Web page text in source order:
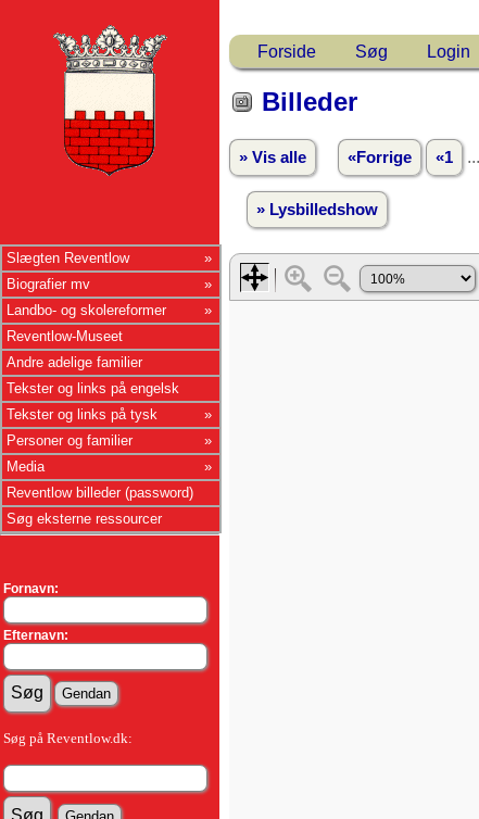
Slægten Reventlow
Biografier mv
Landbo- og skolereformer
Reventlow-Museet
Andre adelige familier
Tekster og links på engelsk
Tekster og links på tysk
Personer og familier
Media
Reventlow billeder (password)
Søg eksterne ressourcer
Fornavn:
Efternavn:
Søg på Reventlow.dk:
Forside Søg Login
Billeder
» Vis alle «Forrige «1 ...
» Lysbilledshow